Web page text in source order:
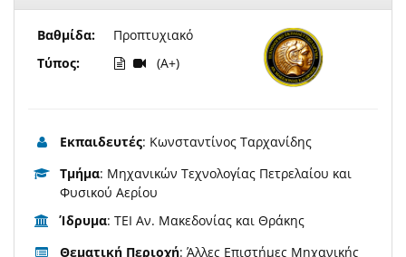
Βαθμίδα:
Τύπος:
Προπτυχιακό
(A+)
Εκπαιδευτές: Κωνσταντίνος Ταρχανίδης
Τμήμα: Μηχανικών Τεχνολογίας Πετρελαίου και
Φυσικού Αερίου
Ίδρυμα: ΤΕΙ Αν. Μακεδονίας και Θράκης
Θεματική Περιοχή: Άλλες Επιστήμες Μηχανικής